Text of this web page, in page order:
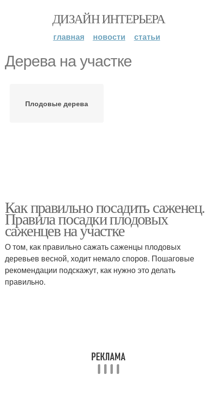
ДИЗАЙН ИНТЕРЬЕРА
главная новости статьи
Дерева на участке
Плодовые дерева
Как правильно посадить саженец.
Правила посадки плодовых
саженцев на участке
О том, как правильно сажать саженцы плодовых
деревьев весной, ходит немало споров. Пошаговые
рекомендации подскажут, как нужно это делать
правильно.